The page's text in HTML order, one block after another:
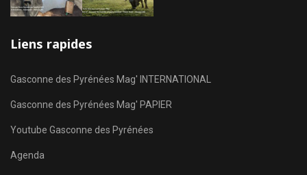
Liens rapides
Gasconne des Pyrénées Mag' INTERNATIONAL
Gasconne des Pyrénées Mag' PAPIER
Youtube Gasconne des Pyrénées
Agenda